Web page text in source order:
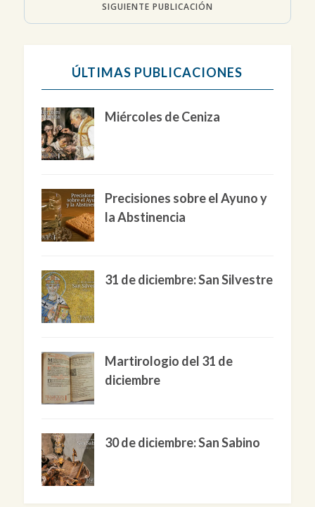
SIGUIENTE PUBLICACIÓN
ÚLTIMAS PUBLICACIONES
Miércoles de Ceniza
Precisiones sobre el Ayuno y
la Abstinencia
31 de diciembre: San Silvestre
Martirologio del 31 de
diciembre
30 de diciembre: San Sabino